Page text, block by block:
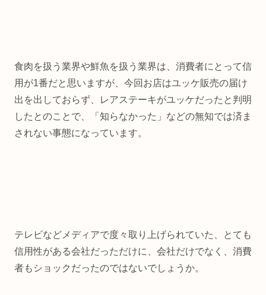
食肉を扱う業界や鮮魚を扱う業界は、消費者にとって信
用が1番だと思いますが、今回お店はユッケ販売の届け
出を出しておらず、レアステーキがユッケだったと判明
したとのことで、「知らなかった」などの無知では済ま
されない事態になっています。
テレビなどメディアで度々取り上げられていた、とても
信用性がある会社だっただけに、会社だけでなく、消費
者もショックだったのではないでしょうか。